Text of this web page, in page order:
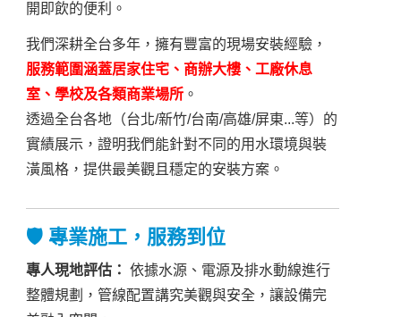
開即飲的便利。
我們深耕全台多年，擁有豐富的現場安裝經驗，
服務範圍涵蓋居家住宅、商辦大樓、工廠休息
室、學校及各類商業場所。
透過全台各地（台北/新竹/台南/高雄/屏東...等）的
實績展示，證明我們能針對不同的用水環境與裝
潢風格，提供最美觀且穩定的安裝方案。
🛡️ 專業施工，服務到位
專人現地評估： 依據水源、電源及排水動線進行
整體規劃，管線配置講究美觀與安全，讓設備完